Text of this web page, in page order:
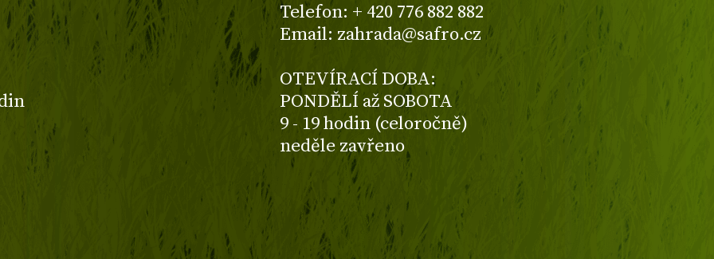
Telefon: + 420 776 882 882
Email: zahrada@safro.cz
OTEVÍRACÍ DOBA:
PONDĚLÍ až SOBOTA
9 - 19 hodin (celoročně)
neděle zavřeno